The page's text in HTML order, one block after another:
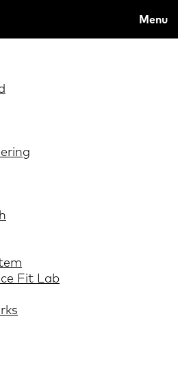
NAVIGATION
Menu
Fit Lab